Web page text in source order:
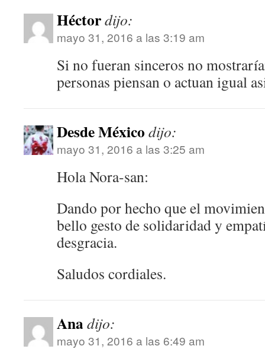
Héctordijo:
mayo 31, 2016 a las 3:19 am
Si no fueran sinceros no
personas piensan o actuan igual
Desde México dijo:
mayo 31, 2016 a las 3:25 am
Hola Nora-san:
Dando por hecho que el
bello gesto de solidaridad y
desgracia.
Saludos cordiales.
Anadijo:
mayo 31, 2016 a las 6:49 am